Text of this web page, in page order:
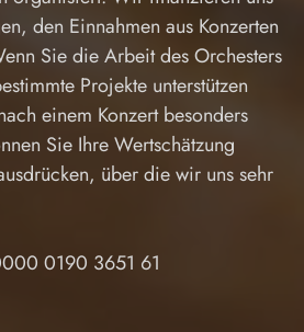
den Einnahmen aus Konzerten
Sie die Arbeit des Orchesters
Projekte unterstützen
einem Konzert besonders
Sie Ihre Wertschätzung
über die wir uns sehr
0190 3651 61